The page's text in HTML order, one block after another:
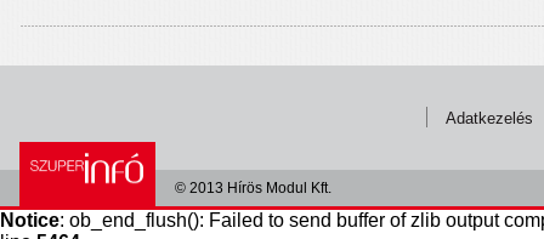
Adatkezelés
© 2013 Hírös Modul Kft.
Notice: ob_end_flush(): Failed to send buffer of zlib output